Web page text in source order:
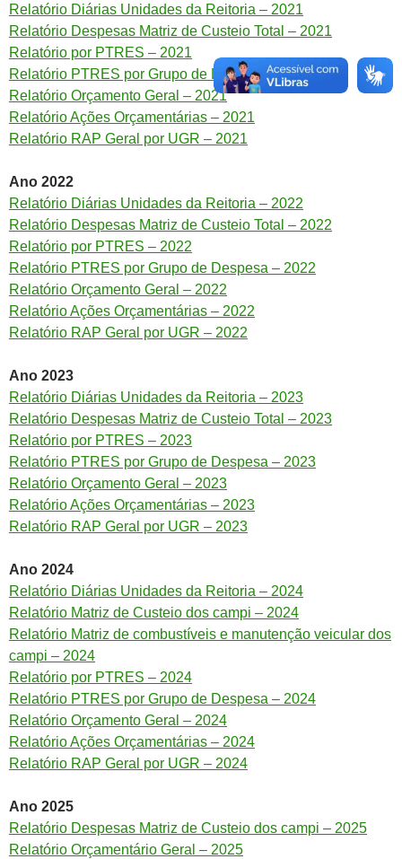
Relatório Diárias Unidades da Reitoria – 2021
Relatório Despesas Matriz de Custeio Total – 2021
Relatório por PTRES – 2021
Relatório PTRES por Grupo de Despesa – 2021
Relatório Orçamento Geral – 2021
Relatório Ações Orçamentárias – 2021
Relatório RAP Geral por UGR – 2021
Ano 2022
Relatório Diárias Unidades da Reitoria – 2022
Relatório Despesas Matriz de Custeio Total – 2022
Relatório por PTRES – 2022
Relatório PTRES por Grupo de Despesa – 2022
Relatório Orçamento Geral – 2022
Relatório Ações Orçamentárias – 2022
Relatório RAP Geral por UGR – 2022
Ano 2023
Relatório Diárias Unidades da Reitoria – 2023
Relatório Despesas Matriz de Custeio Total – 2023
Relatório por PTRES – 2023
Relatório PTRES por Grupo de Despesa – 2023
Relatório Orçamento Geral – 2023
Relatório Ações Orçamentárias – 2023
Relatório RAP Geral por UGR – 2023
Ano 2024
Relatório Diárias Unidades da Reitoria – 2024
Relatório Matriz de Custeio dos campi – 2024
Relatório Matriz de combustíveis e manutenção veicular dos
campi – 2024
Relatório por PTRES – 2024
Relatório PTRES por Grupo de Despesa – 2024
Relatório Orçamento Geral – 2024
Relatório Ações Orçamentárias – 2024
Relatório RAP Geral por UGR – 2024
Ano 2025
Relatório Despesas Matriz de Custeio dos campi – 2025
Relatório Orçamentário Geral – 2025